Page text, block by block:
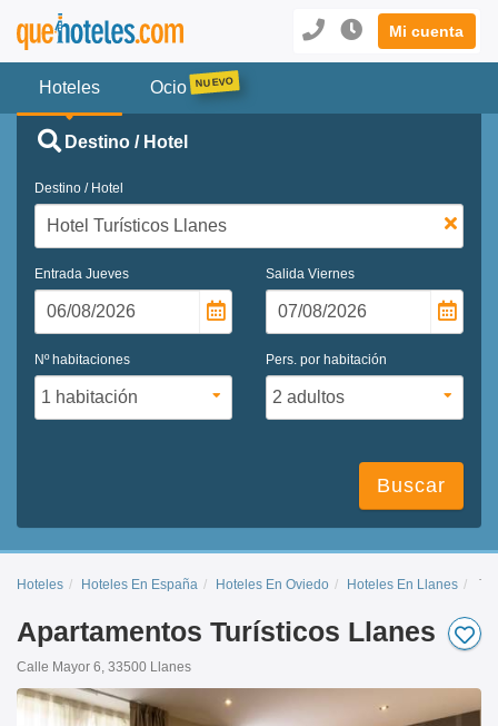
Mi cuenta
Hoteles Ocio
Destino / Hotel
Destino / Hotel
Entrada Jueves Salida Viernes
Nº habitaciones Pers. por habitación
Buscar
Hoteles Hoteles En España Hoteles En Oviedo Hoteles En Llanes
Apartamentos Turísticos Llanes
Calle Mayor 6, 33500 Llanes